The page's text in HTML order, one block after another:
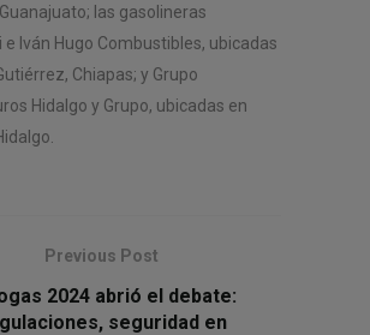
las gasolineras
e Iván Hugo Combustibles, ubicadas
Chiapas; y Grupo
Hidalgo y Grupo, ubicadas en
Previous Post
2024 abrió el debate:
seguridad en